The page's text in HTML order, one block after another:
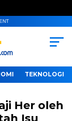
TEKNOLOGI
Her oleh